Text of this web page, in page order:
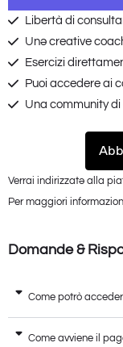
Libertà di
Unə creative
Esercizi
Puoi accedere ai
Una community
Verrai indirizzatə alla
Per maggiori
Domande &
Come potrò
Come avviene il